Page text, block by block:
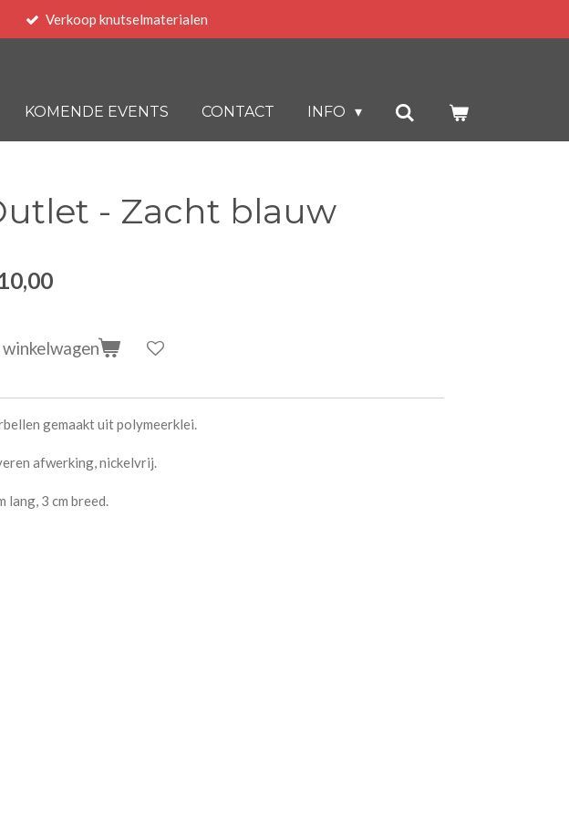
Verkoop knutselmaterialen
KOMENDE EVENTS CONTACT INFO
- Zacht blauw
winkelwagen
gemaakt uit polymeerklei.
afwerking, nickelvrij.
lang, 3 cm breed.